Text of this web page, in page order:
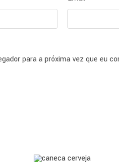
para a próxima vez que eu